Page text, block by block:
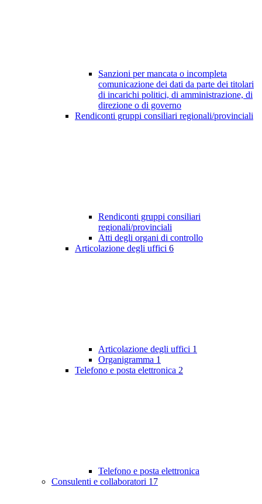
Sanzioni per mancata o incompleta
comunicazione dei dati da parte dei titolari
di incarichi politici, di amministrazione, di
direzione o di governo
Rendiconti gruppi consiliari regionali/provinciali
Rendiconti gruppi consiliari
regionali/provinciali
Atti degli organi di controllo
Articolazione degli uffici 6
Articolazione degli uffici 1
Organigramma 1
Telefono e posta elettronica 2
Telefono e posta elettronica
Consulenti e collaboratori 17